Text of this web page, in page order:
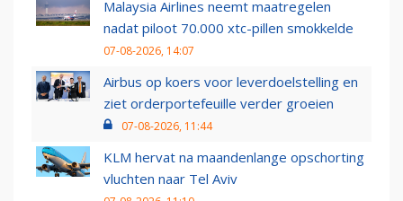
Malaysia Airlines neemt maatregelen
nadat piloot 70.000 xtc-pillen smokkelde
07-08-2026, 14:07
Airbus op koers voor leverdoelstelling en
ziet orderportefeuille verder groeien
07-08-2026, 11:44
KLM hervat na maandenlange opschorting
vluchten naar Tel Aviv